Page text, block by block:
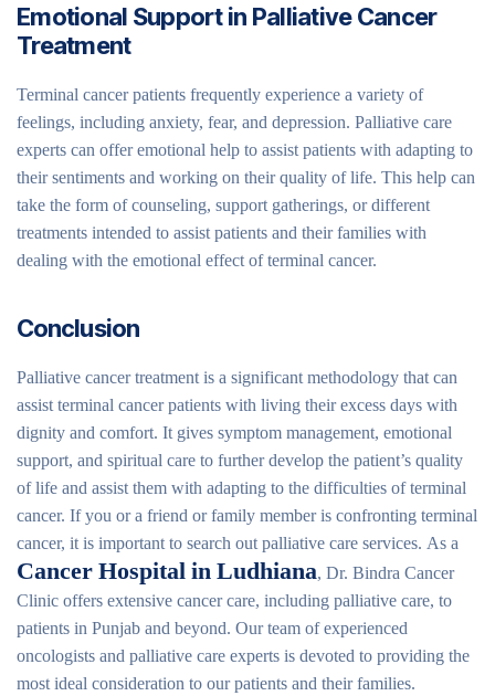
Emotional Support in Palliative Cancer
Treatment
Terminal cancer patients frequently experience a variety of
feelings, including anxiety, fear, and depression. Palliative care
experts can offer emotional help to assist patients with adapting to
their sentiments and working on their quality of life. This help can
take the form of counseling, support gatherings, or different
treatments intended to assist patients and their families with
dealing with the emotional effect of terminal cancer.
Conclusion
Palliative cancer treatment is a significant methodology that can
assist terminal cancer patients with living their excess days with
dignity and comfort. It gives symptom management, emotional
support, and spiritual care to further develop the patient’s quality
of life and assist them with adapting to the difficulties of terminal
cancer. If you or a friend or family member is confronting terminal
cancer, it is important to search out palliative care services. As a
Cancer Hospital in Ludhiana, Dr. Bindra Cancer
Clinic offers extensive cancer care, including palliative care, to
patients in Punjab and beyond. Our team of experienced
oncologists and palliative care experts is devoted to providing the
most ideal consideration to our patients and their families.